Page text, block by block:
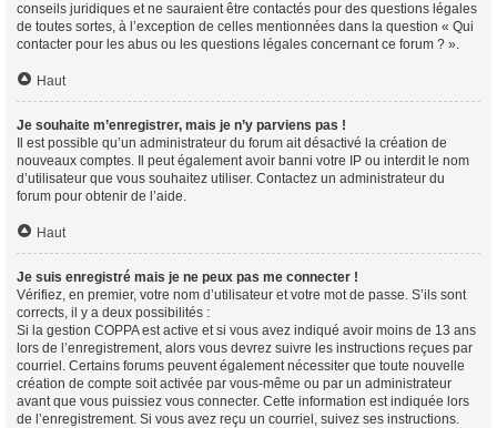
conseils juridiques et ne sauraient être contactés pour des questions légales
de toutes sortes, à l’exception de celles mentionnées dans la question « Qui
contacter pour les abus ou les questions légales concernant ce forum ? ».
Haut
Je souhaite m’enregistrer, mais je n’y parviens pas !
Il est possible qu’un administrateur du forum ait désactivé la création de
nouveaux comptes. Il peut également avoir banni votre IP ou interdit le nom
d’utilisateur que vous souhaitez utiliser. Contactez un administrateur du
forum pour obtenir de l’aide.
Haut
Je suis enregistré mais je ne peux pas me connecter !
Vérifiez, en premier, votre nom d’utilisateur et votre mot de passe. S’ils sont
corrects, il y a deux possibilités :
Si la gestion COPPA est active et si vous avez indiqué avoir moins de 13 ans
lors de l’enregistrement, alors vous devrez suivre les instructions reçues par
courriel. Certains forums peuvent également nécessiter que toute nouvelle
création de compte soit activée par vous-même ou par un administrateur
avant que vous puissiez vous connecter. Cette information est indiquée lors
de l’enregistrement. Si vous avez reçu un courriel, suivez ses instructions.